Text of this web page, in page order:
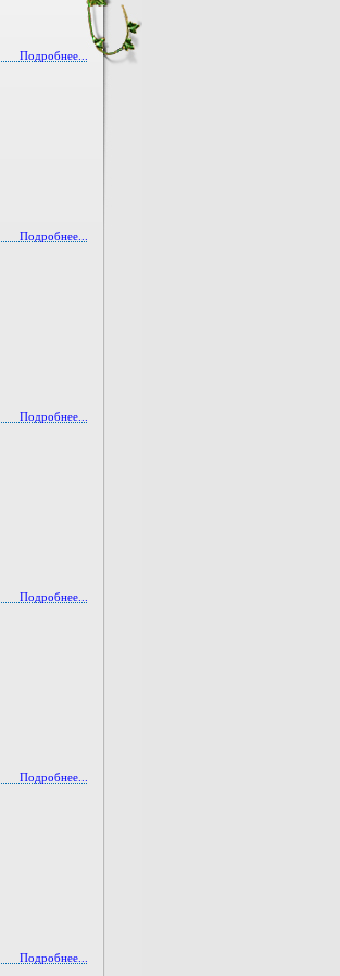
Подробнее...
Подробнее...
Подробнее...
Подробнее...
Подробнее...
Подробнее...